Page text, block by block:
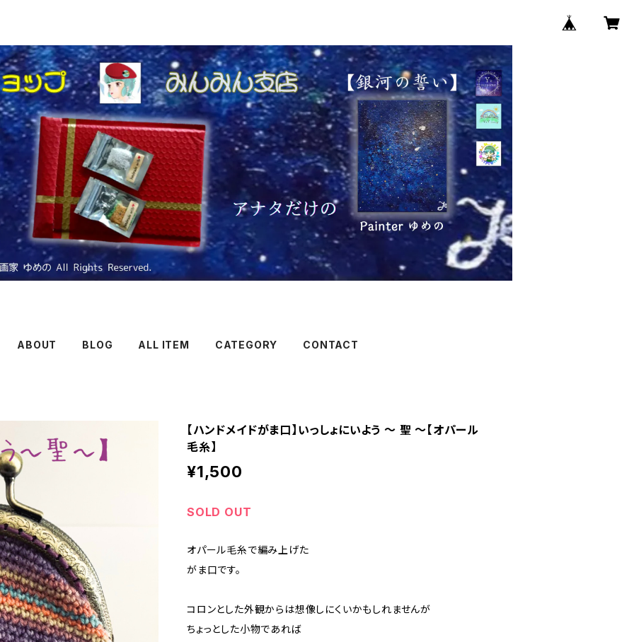
ABOUT BLOG ALL ITEM CATEGORY CONTACT
【ハンドメイドがま口】いっしょにいよう ～ 聖 ～【オパール
毛糸】
¥1,500
SOLD OUT
オパール毛糸で編み上げた
がま口です。
コロンとした外観からは想像しにくいかもしれませんが
ちょっとした小物であれば